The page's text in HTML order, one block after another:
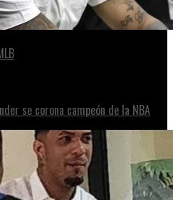
se corona campeón de la NBA